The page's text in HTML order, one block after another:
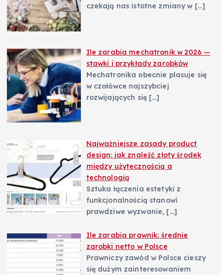
czekają nas istotne zmiany w […]
Ile zarabia mechatronik w 2026 —
stawki i przykłady zarobków
Mechatronika obecnie plasuje się
w czołówce najszybciej
rozwijających się […]
Najważniejsze zasady product
design: jak znaleźć złoty środek
między użytecznością a
technologią
Sztuka łączenia estetyki z
funkcjonalnością stanowi
prawdziwe wyzwanie, […]
Ile zarabia prawnik: średnie
zarobki netto w Polsce
Prawniczy zawód w Polsce cieszy
się dużym zainteresowaniem